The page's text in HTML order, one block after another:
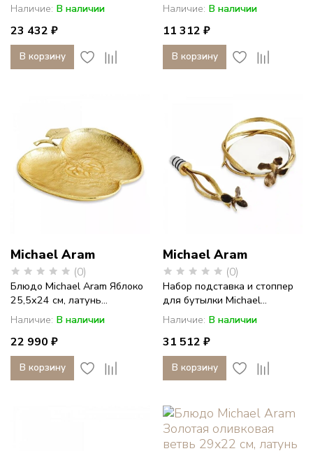
Наличие: В наличии
23 432 ₽
В корзину
Наличие: В наличии
11 312 ₽
В корзину
Michael Aram
(0)
Блюдо Michael Aram Яблоко
25,5х24 см, латунь...
Наличие: В наличии
22 990 ₽
В корзину
Michael Aram
(0)
Набор подставка и стоппер
для бутылки Michael...
Наличие: В наличии
31 512 ₽
В корзину